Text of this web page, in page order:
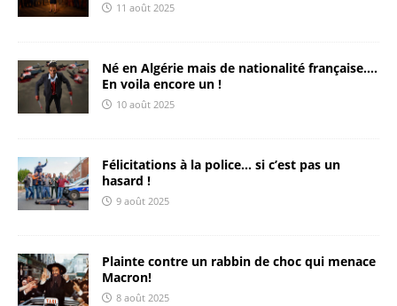
11 août 2025
Né en Algérie mais de nationalité française….
En voila encore un !
10 août 2025
Félicitations à la police… si c’est pas un
hasard !
9 août 2025
Plainte contre un rabbin de choc qui menace
Macron!
8 août 2025